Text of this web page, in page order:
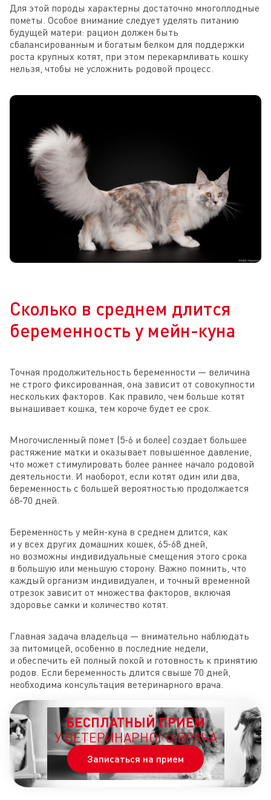
Для этой породы характерны достаточно многоплодные
пометы. Особое внимание следует уделять питанию
будущей матери: рацион должен быть
сбалансированным и богатым белком для поддержки
роста крупных котят, при этом перекармливать кошку
нельзя, чтобы не усложнить родовой процесс.
Сколько в среднем длится
беременность у мейн-куна
Точная продолжительность беременности — величина
не строго фиксированная, она зависит от совокупности
нескольких факторов. Как правило, чем больше котят
вынашивает кошка, тем короче будет ее срок.
Многочисленный помет (5-6 и более) создает большее
растяжение матки и оказывает повышенное давление,
что может стимулировать более раннее начало родовой
деятельности. И наоборот, если котят один или два,
беременность с большей вероятностью продолжается
68-70 дней.
Беременность у мейн-куна в среднем длится, как
и у всех других домашних кошек, 65-68 дней,
но возможны индивидуальные смещения этого срока
в большую или меньшую сторону. Важно помнить, что
каждый организм индивидуален, и точный временной
отрезок зависит от множества факторов, включая
здоровье самки и количество котят.
Главная задача владельца — внимательно наблюдать
за питомицей, особенно в последние недели,
и обеспечить ей полный покой и готовность к принятию
родов. Если беременность длится свыше 70 дней,
необходима консультация ветеринарного врача.
БЕСПЛАТНЫЙ ПРИЕМ
У ВЕТЕРИНАРНОГО ВРАЧА
Записаться на прием